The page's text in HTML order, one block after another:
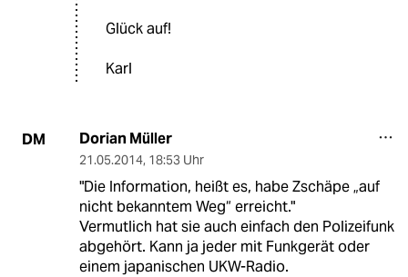
Glück auf!
Karl
DM Dorian Müller
21.05.2014, 18:53 Uhr
"Die Information, heißt es, habe Zschäpe „auf
nicht bekanntem Weg“ erreicht."
Vermutlich hat sie auch einfach den Polizeifunk
abgehört. Kann ja jeder mit Funkgerät oder
einem japanischen UKW-Radio.